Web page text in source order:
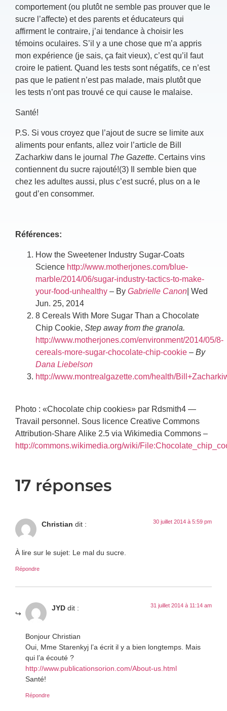
comportement (ou plutôt ne semble pas prouver que le
sucre l’affecte) et des parents et éducateurs qui
affirment le contraire, j’ai tendance à choisir les
témoins oculaires. S’il y a une chose que m’a appris
mon expérience (je sais, ça fait vieux), c’est qu’il faut
croire le patient. Quand les tests sont négatifs, ce n’est
pas que le patient n’est pas malade, mais plutôt que
les tests n’ont pas trouvé ce qui cause le malaise.
Santé!
P.S. Si vous croyez que l’ajout de sucre se limite aux
aliments pour enfants, allez voir l’article de Bill
Zacharkiw dans le journal The Gazette. Certains vins
contiennent du sucre rajouté!(3) Il semble bien que
chez les adultes aussi, plus c’est sucré, plus on a le
gout d’en consommer.
Références:
How the Sweetener Industry Sugar-Coats
Science http://www.motherjones.com/blue-
marble/2014/06/sugar-industry-tactics-to-make-
your-food-unhealthy– ByGabrielle Canon| Wed
Jun. 25, 2014
8 Cereals With More Sugar Than a Chocolate
Chip Cookie, Step away from the granola.
http://www.motherjones.com/environment/2014/05/8-
cereals-more-sugar-chocolate-chip-cookie–By
Dana Liebelson
http://www.montrealgazette.com/health/
Photo : «Chocolate chip cookies» par Rdsmith4 —
Travail personnel. Sous licence Creative Commons
Attribution-Share Alike 2.5 via Wikimedia Commons –
http://commons.wikimedia.org/wiki/
17 réponses
Christian dit : 30 juillet 2014 à 5:59 pm
À lire sur le sujet: Le mal du sucre.
Répondre
JYD dit : 31 juillet 2014 à 11:14 am
Bonjour Christian
Oui, Mme Starenkyj l’a écrit il y a bien longtemps. Mais
qui l’a écouté ?
http://www.publicationsorion.com/About-us.html
Santé!
Répondre